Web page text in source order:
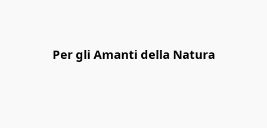
Per gli Amanti della Natura